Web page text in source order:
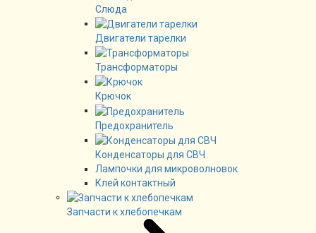
Слюда
Двигатели тарелки
Трансформаторы
Крючок
Предохранитель
Конденсаторы для СВЧ
Лампочки для микроволновок
Клей контактный
Запчасти к хлебопечкам